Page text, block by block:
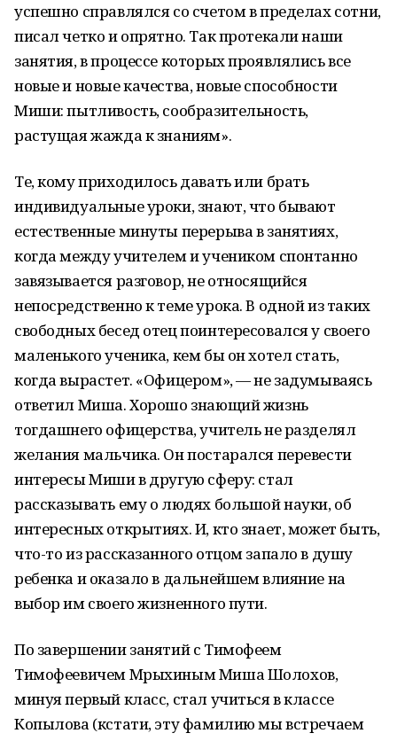
успешно справлялся со счетом в пределах сотни,
писал четко и опрятно. Так протекали наши
занятия, в процессе которых проявлялись все
новые и новые качества, новые способности
Миши: пытливость, сообразительность,
растущая жажда к знаниям».
Те, кому приходилось давать или брать
индивидуальные уроки, знают, что бывают
естественные минуты перерыва в занятиях,
когда между учителем и учеником спонтанно
завязывается разговор, не относящийся
непосредственно к теме урока. В одной из таких
свободных бесед отец поинтересовался у своего
маленького ученика, кем бы он хотел стать,
когда вырастет. «Офицером», — не задумываясь
ответил Миша. Хорошо знающий жизнь
тогдашнего офицерства, учитель не разделял
желания мальчика. Он постарался перевести
интересы Миши в другую сферу: стал
рассказывать ему о людях большой науки, об
интересных открытиях. И, кто знает, может быть,
что-то из рассказанного отцом запало в душу
ребенка и оказало в дальнейшем влияние на
выбор им своего жизненного пути.
По завершении занятий с Тимофеем
Тимофеевичем Мрыхиным Миша Шолохов,
минуя первый класс, стал учиться в классе
Копылова (кстати, эту фамилию мы встречаем